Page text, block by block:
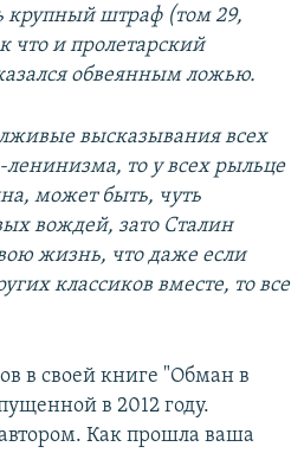
крупный штраф (том 29,
что и пролетарский
обвеянным ложью.
высказывания всех
то у всех рыльце
может быть, чуть
вождей, зато Сталин
жизнь, что даже если
классиков вместе, то все
в своей книге "Обман в
в 2012 году.
Как прошла ваша